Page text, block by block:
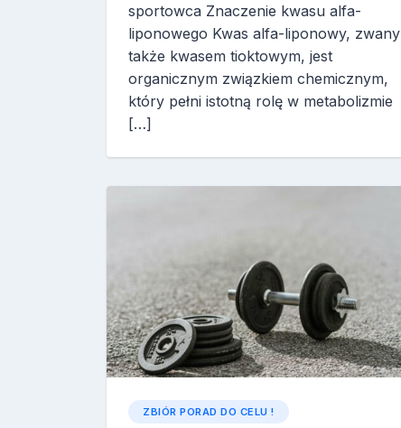
sportowca Znaczenie kwasu alfa-
liponowego Kwas alfa-liponowy, zwany
także kwasem tioktowym, jest
organicznym związkiem chemicznym,
który pełni istotną rolę w metabolizmie
[…]
ZBIÓR PORAD DO CELU !